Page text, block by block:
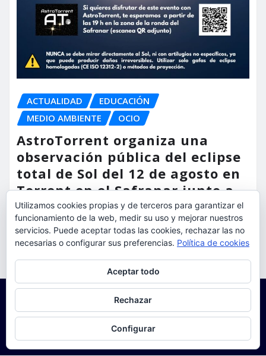
ACTUALIDAD
EDUCACIÓN
MEDIO AMBIENTE
OCIO
AstroTorrent organiza una
observación pública del eclipse
total de Sol del 12 de agosto en
Torrent en el Safranar junto a
las vías del AVE
torrent al dia Ago 5, 2026
Utilizamos cookies propias y de terceros para garantizar el
funcionamiento de la web, medir su uso y mejorar nuestros
servicios. Puede aceptar todas las cookies, rechazar las no
necesarias o configurar sus preferencias. Política de cookies
Aceptar todo
Rechazar
Configurar
Para obtener más información, incluido cómo gestionar las cookies,